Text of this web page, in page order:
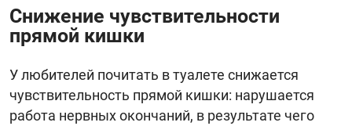
Снижение чувствительности
прямой кишки
У любителей почитать в туалете снижается
чувствительность прямой кишки: нарушается
работа нервных окончаний, в результате чего